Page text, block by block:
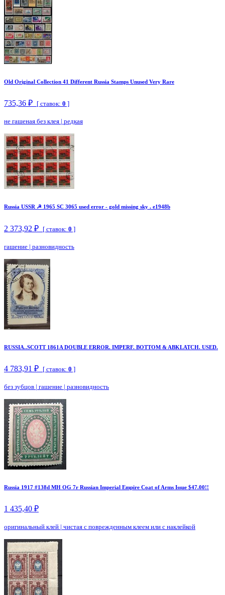
Old Original Collection 41 Different Russia Stamps Unused Very Rare
735,36 ₽ [ ставок: 0 ]
не гашеная без клея | редкая
Russia USSR ☭ 1965 SC 3065 used error - gold missing sky . e1948b
2 373,92 ₽ [ ставок: 0 ]
гашение | разновидность
RUSSIA..SCOTT 1861A DOUBLE ERROR. IMPERF. BOTTOM & ABKLATCH. USED.
4 783,91 ₽ [ ставок: 0 ]
без зубцов | гашение | разновидность
Russia 1917 #138d MH OG 7r Russian Imperial Empire Coat of Arms Issue $47.00!!
1 435,40 ₽
оригинальный клей | чистая с поврежденным клеем или с наклейкой